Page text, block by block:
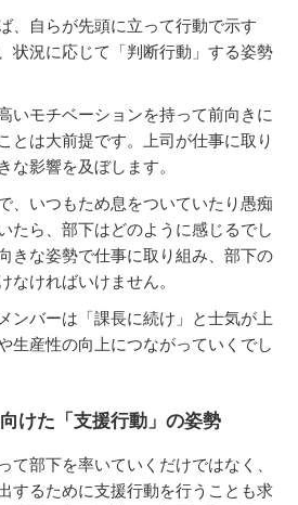
、自らが先頭に立って行動で示す
状況に応じて「判断行動」する姿勢
いモチベーションを持って前向きに
とは大前提です。上司が仕事に取り
な影響を及ぼします。
、いつもため息をついていたり愚痴
たら、部下はどのように感じるでし
きな姿勢で仕事に取り組み、部下の
なければいけません。
ンバーは「課長に続け」と士気が上
生産性の向上につながっていくでし
けた「支援行動」の姿勢
て部下を率いていくだけではなく、
するために支援行動を行うことも求